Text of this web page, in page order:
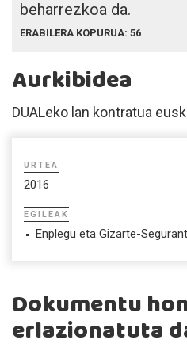
beharrezkoa da.
ERABILERA KOPURUA: 56
Aurkibidea
DUALeko lan kontratua
URTEA
2016
EGILEAK
Enplegu eta Gizarte-
Dokumentu
erlazionatuta